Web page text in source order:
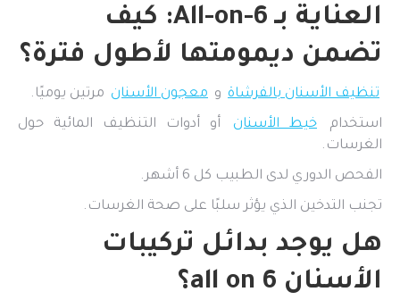
العناية بـ All-on-6: كيف
تضمن ديمومتها لأطول فترة؟
تنظيف الأسنان بالفرشاة و معجون الأسنان مرتين يوميًا.
استخدام
خيط الأسنان
أو أدوات التنظيف المائية حول
الغرسات.
الفحص الدوري لدى الطبيب كل 6 أشهر.
تجنب التدخين الذي يؤثر سلبًا على صحة الغرسات.
هل يوجد بدائل تركيبات
الأسنان all on 6؟